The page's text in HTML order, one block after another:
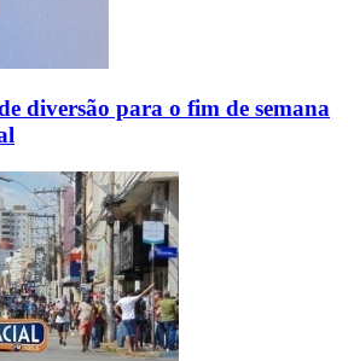
diversão para o fim de semana